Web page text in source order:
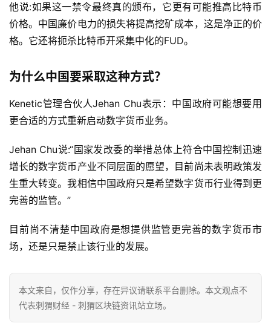
他说:如果这一禁令最终真的颁布，它更有可能推高比特币
价格。中国廉价电力的损失将提高挖矿成本，这是净正的价
格。它还将扼杀比特币开采集中化的FUD。
为什么中国要采取这种方式？
Kenetic管理合伙人Jehan Chu表示：中国政府可能想要用
更合适的方式重新启动数字货币业务。
Jehan Chu说:“国家发改委的举措总体上符合中国控制迅速
增长的数字货币产业不同层面的愿望，目前尚未表明政策发
生重大转变。我相信中国政府只是希望数字货币行业得到更
完善的监管。”
目前尚不清楚中国政府是想提供监管更完善的数字货币市
场，还是只是禁止该行业的发展。
本文来自 ，仅作分享，存在异议请联系平台删除。本文观点不
代表刺猬财经 - 刺猬区块链资讯站立场。